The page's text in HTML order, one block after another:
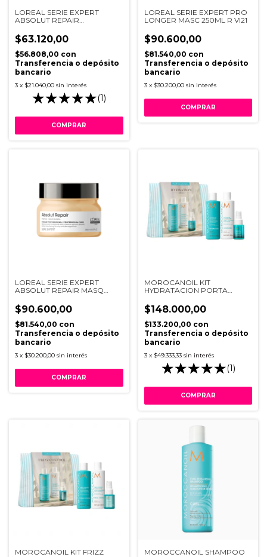
LOREAL SERIE EXPERT
ABSOLUT REPAIR
TRATAMIENTO 190ML V034
$63.120,00
$56.808,00 con
Transferencia o depósito
bancario
3 x $21.040,00 sin interés
(1)
LOREAL SERIE EXPERT PRO
LONGER MASC 250ML R VI21
$90.600,00
$81.540,00 con
Transferencia o depósito
bancario
3 x $30.200,00 sin interés
LOREAL SERIE EXPERT
ABSOLUT REPAIR MASQ
$90.600,00
$81.540,00 con
Transferencia o depósito
bancario
3 x $30.200,00 sin interés
MOROCANOIL KIT
HYDRATACION PORTA
$148.000,00
$133.200,00 con
Transferencia o depósito
bancario
3 x $49.333,33 sin interés
(1)
MOROCANOIL KIT FRIZZ
MOROCCANOIL SHAMPOO